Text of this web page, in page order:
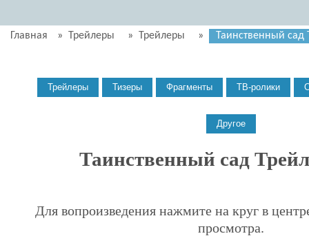
Главная » Трейлеры » Трейлеры » Таинственный сад
Таинственный сад
Для вопроизведения нажмите на круг в
просмотра.